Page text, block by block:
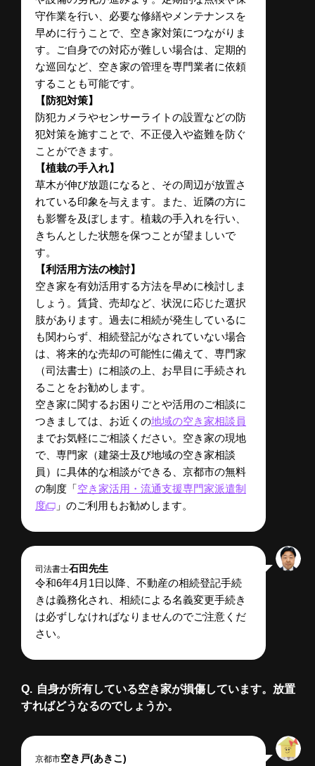
守作業を行い、必要な修繕やメンテナンスを
早めに行うことで、空き家対策につながりま
す。ご自身での対応が難しい場合は、定期的
な巡回など、空き家の管理を専門業者に依頼
することも可能です。
【防犯対策】
防犯カメラやセンサーライトの設置などの防
犯対策を施すことで、不正侵入や盗難を防ぐ
ことができます。
【植栽の手入れ】
草木が伸び放題になると、その周辺が放置さ
れている印象を与えます。また、近隣の方に
も影響を及ぼします。植栽の手入れを行い、
きちんとした状態を保つことが望ましいで
す。
【利活用方法の検討】
空き家を有効活用する方法を早めに検討しま
しょう。賃貸、売却など、状況に応じた選択
肢があります。過去に相続が発生しているに
も関わらず、相続登記がなされていない場合
は、将来的な売却の可能性に備えて、専門家
（司法書士）に相談の上、お早目に手続され
ることをお勧めします。
空き家に関するお困りごとや活用のご相談に
つきましては、お近くの地域の空き家相談員
までお気軽にご相談ください。空き家の現地
で、専門家（建築士及び地域の空き家相談
員）に具体的な相談ができる、京都市の無料
の制度 「空き家活用・流通支援専門家派遣制
度
」 のご利用もお勧めします。
司法書士石田先生
令和6年4月1日以降、不動産の相続登記手続
きは義務化され、相続による名義変更手続き
は必ずしなければなりませんのでご注意くだ
さい。
自身が所有している空き家が損傷しています。放置
すればどうなるのでしょうか。
京都市空き戸(あきこ)